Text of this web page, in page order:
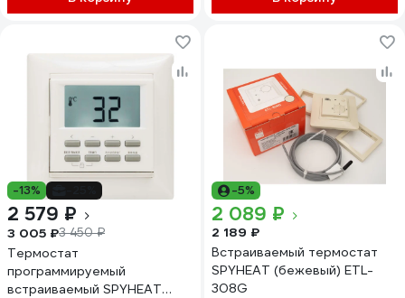
-13%
2 579 ₽
3 005 ₽3 450 ₽
Термостат
программируемый
встраиваемый SPYHEAT
-5%
2 089 ₽
2 189 ₽
Встраиваемый термостат
SPYHEAT (бежевый) ETL-
308G